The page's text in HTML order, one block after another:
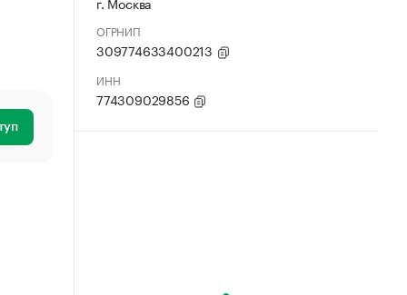
ОГРНИП
309774633400213
ИНН
774309029856